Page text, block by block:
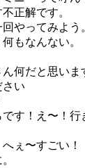
正解です。
やってみよう
もなんない。
何だと思いま
い
です！え〜！
ぇ〜すごい！